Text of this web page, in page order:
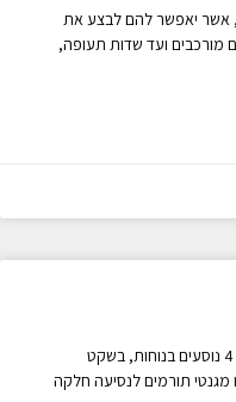
יאפשר להם לבצע את
ועד שדות תעופה,
תפעולי זה יכולת מופלאה להוביל עד 4 נוסעים בנוחות, בשקט
תורמים לנסיעה חלקה